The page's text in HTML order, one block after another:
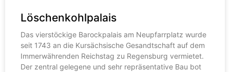
Löschenkohlpalais
Das vierstöckige Barockpalais am Neupfarrplatz wurde
seit 1743 an die Kursächsische Gesandtschaft auf dem
Immerwährenden Reichstag zu Regensburg vermietet.
Der zentral gelegene und sehr repräsentative Bau bot